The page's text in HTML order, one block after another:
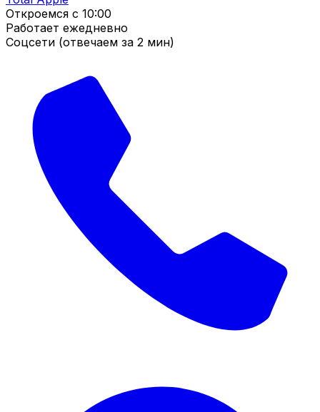
Откроемся с 10:00
Работает ежедневно
Соцсети (отвечаем за 2 мин)